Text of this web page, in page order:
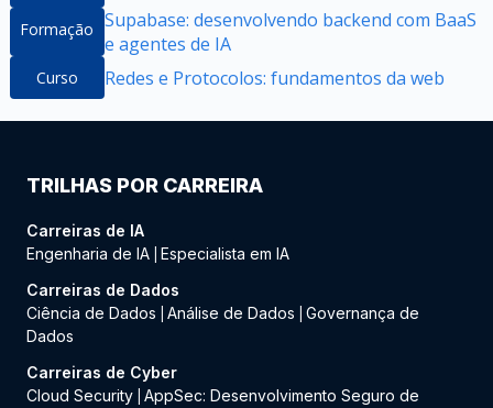
Formação Supabase: desenvolvendo backend com BaaS
e agentes de IA
Curso Redes e Protocolos: fundamentos da web
TRILHAS POR CARREIRA
Carreiras de IA
Engenharia de IA Especialista em IA
Carreiras de Dados
Ciência de Dados
Análise de Dados
Governança de
Dados
Carreiras de Cyber
Cloud Security AppSec: Desenvolvimento Seguro de